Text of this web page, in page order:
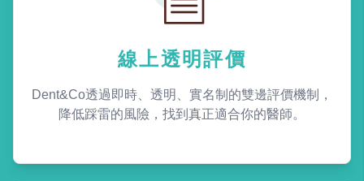
線上透明評價
Dent&Co透過即時、透明、實名制的雙邊評價機制，
降低踩雷的風險，找到真正適合你的醫師。